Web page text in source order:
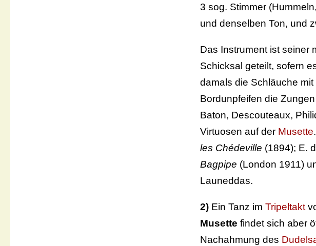
3 sog. Stimmer
und denselben Ton, und
Das Instrument ist seiner
Schicksal geteilt, sofern
damals die Schläuche
Bordunpfeifen die
Baton, Descouteaux,
Virtuosen auf der Musette
les Chédeville (1894); E.
Bagpipe (London 1911)
Launeddas.
2) Ein Tanz im Tripeltakt
Musette findet sich aber
Nachahmung des